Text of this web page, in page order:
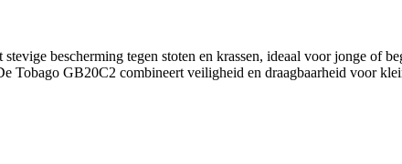
bescherming tegen stoten en krassen, ideaal voor jonge of
Tobago GB20C2 combineert veiligheid en draagbaarheid voor